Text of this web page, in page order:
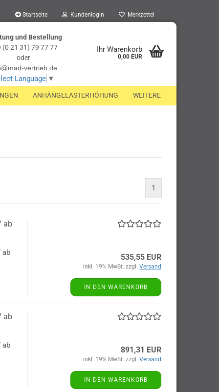
Startseite Kundenlogin Merkzettel
und Bestellung
(0 21 31) 79 77 77
oder
vertrieb.de
Language ▼
Ihr Warenkorb
0,00 EUR
ANHÄNGELASTERHÖHUNG WEITERE
1
ab
ab
535,55 EUR
inkl. 19% MwSt. zzgl. Versand
IN DEN WARENKORB
ab
ab
891,31 EUR
inkl. 19% MwSt. zzgl. Versand
IN DEN WARENKORB